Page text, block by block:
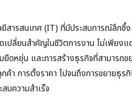
ยีสารสนเทศ (IT) ที่มีประสบการณ์ลึก
ลี่ยนสำคัญในชีวิตการงาน ไม่เพียง
ยืดหยุ่น และการสร้างธุรกิจที่สามาร
ค้า การตั้งราคา ไปจนถึงการขยายธุ
บความสำเร็จ